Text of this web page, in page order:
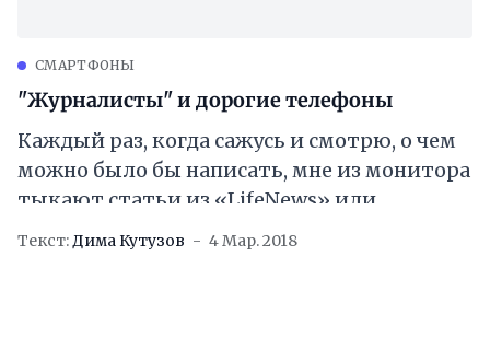
CМАРТФОНЫ
"Журналисты" и дорогие телефоны
Каждый раз, когда сажусь и смотрю, о чем
можно было бы написать, мне из монитора
тыкают статьи из «LifeNews» или
«Царьград ТВ». За что мне
Текст:Дима Кутузов 4 Мар. 2018